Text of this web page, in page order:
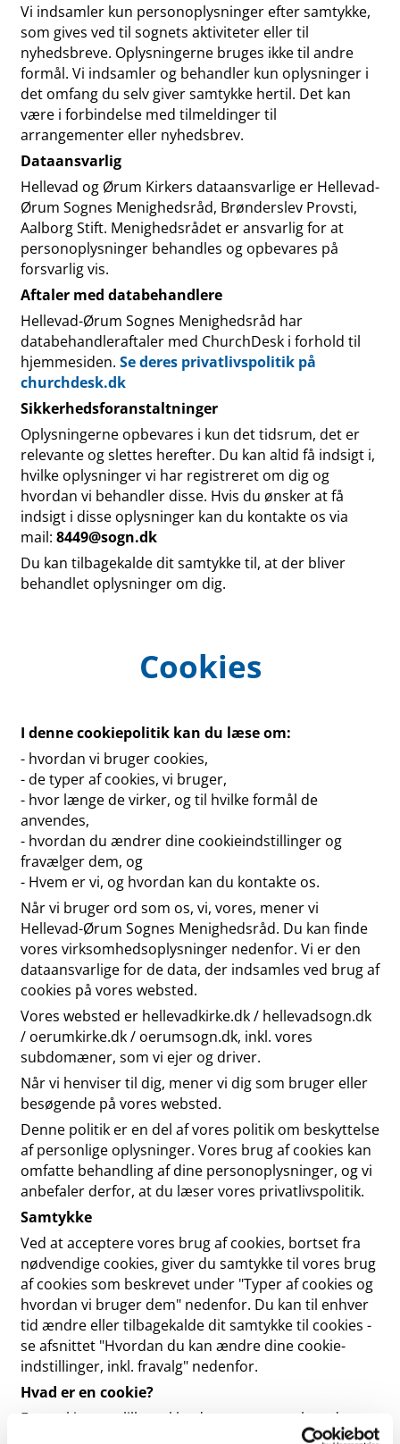
Vi indsamler kun personoplysninger efter samtykke,
som gives ved til sognets aktiviteter eller til
nyhedsbreve. Oplysningerne bruges ikke til andre
formål. Vi indsamler og behandler kun oplysninger i
det omfang du selv giver samtykke hertil. Det kan
være i forbindelse med tilmeldinger til
arrangementer eller nyhedsbrev.
Dataansvarlig
Hellevad og Ørum Kirkers dataansvarlige er Hellevad-
Ørum Sognes Menighedsråd, Brønderslev Provsti,
Aalborg Stift. Menighedsrådet er ansvarlig for at
personoplysninger behandles og opbevares på
forsvarlig vis.
Aftaler med databehandlere
Hellevad-Ørum Sognes Menighedsråd har
databehandleraftaler med ChurchDesk i forhold til
hjemmesiden. Se deres privatlivspolitik på
churchdesk.dk
Sikkerhedsforanstaltninger
Oplysningerne opbevares i kun det tidsrum, det er
relevante og slettes herefter. Du kan altid få indsigt i,
hvilke oplysninger vi har registreret om dig og
hvordan vi behandler disse. Hvis du ønsker at få
indsigt i disse oplysninger kan du kontakte os via
mail: 8449@sogn.dk
Du kan tilbagekalde dit samtykke til, at der bliver
behandlet oplysninger om dig.
Cookies
I denne cookiepolitik kan du læse om:
- hvordan vi bruger cookies,
- de typer af cookies, vi bruger,
- hvor længe de virker, og til hvilke formål de
anvendes,
- hvordan du ændrer dine cookieindstillinger og
fravælger dem, og
- Hvem er vi, og hvordan kan du kontakte os.
Når vi bruger ord som os, vi, vores, mener vi
Hellevad-Ørum Sognes Menighedsråd. Du kan finde
vores virksomhedsoplysninger nedenfor. Vi er den
dataansvarlige for de data, der indsamles ved brug af
cookies på vores websted.
Vores websted er hellevadkirke.dk / hellevadsogn.dk
/ oerumkirke.dk / oerumsogn.dk, inkl. vores
subdomæner, som vi ejer og driver.
Når vi henviser til dig, mener vi dig som bruger eller
besøgende på vores websted.
Denne politik er en del af vores politik om beskyttelse
af personlige oplysninger. Vores brug af cookies kan
omfatte behandling af dine personoplysninger, og vi
anbefaler derfor, at du læser vores privatlivspolitik.
Samtykke
Ved at acceptere vores brug af cookies, bortset fra
nødvendige cookies, giver du samtykke til vores brug
af cookies som beskrevet under "Typer af cookies og
hvordan vi bruger dem" nedenfor. Du kan til enhver
tid ændre eller tilbagekalde dit samtykke til cookies -
se afsnittet "Hvordan du kan ændre dine cookie-
indstillinger, inkl. fravalg" nedenfor.
Hvad er en cookie?
En cookie er et lille stykke data, som et websted
mmer på din enhed, når du besøger det, og som